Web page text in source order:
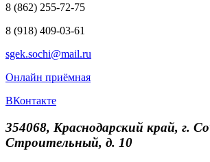
8 (862) 255-72-75
8 (918) 409-03-61
sgek.sochi@mail.ru
Онлайн приёмная
ВКонтакте
354068, Краснодарский край, г.
Строительный, д. 10